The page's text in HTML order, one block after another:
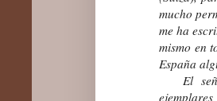
mucho
me ha
mismo en
España
El